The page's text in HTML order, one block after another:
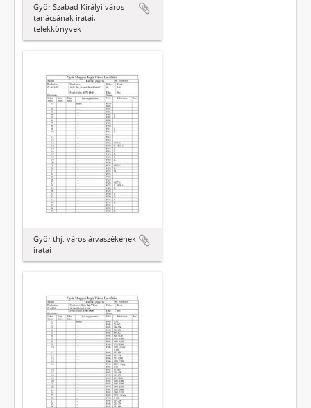
Győr Szabad Királyi város
tanácsának iratai,
telekkönyvek
Győr thj. város árvaszékének
iratai